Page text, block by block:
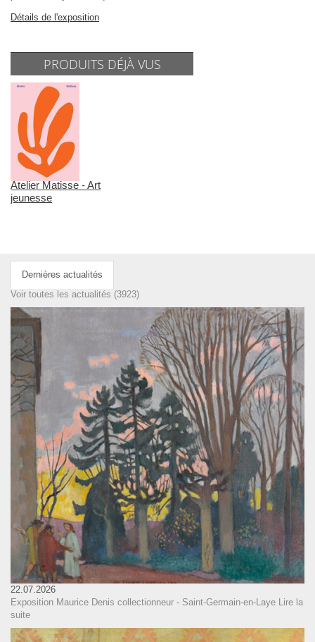
Détails de l'exposition
PRODUITS DÉJÀ VUS
Atelier Matisse - Art
jeunesse
Dernières actualités
Voir toutes les actualités (3923)
22.07.2026
Exposition Maurice Denis collectionneur - Saint-Germain-en-Laye Lire la
suite